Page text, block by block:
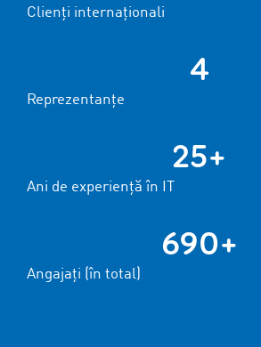
Clienți internaționali
4
Reprezentanțe
25+
Ani de experiență în IT
690+
Angajați (în total)